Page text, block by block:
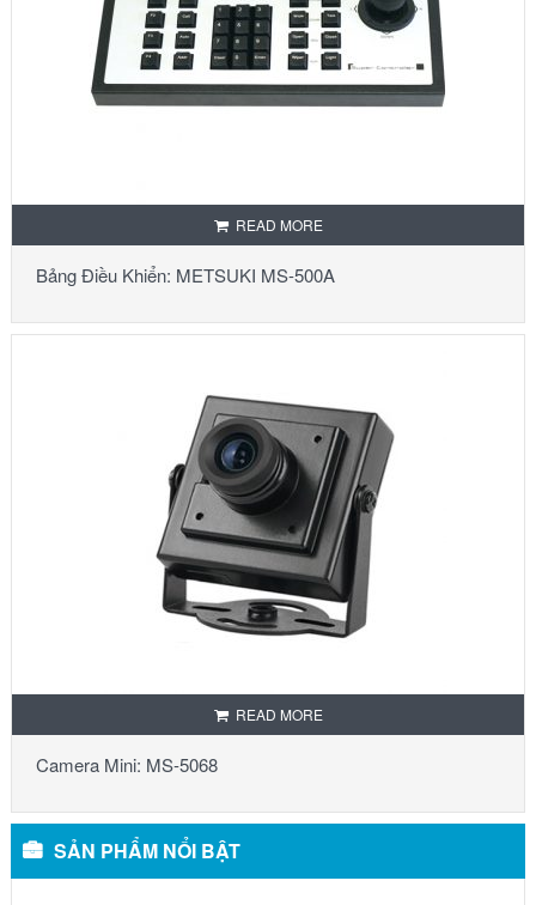
READ MORE
Bảng Điều Khiển: METSUKI MS-500A
READ MORE
Camera Mini: MS-5068
SẢN PHẨM NỔI BẬT